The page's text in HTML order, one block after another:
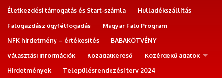
Életkezdési támogatás és Start-számla
Hulladékszállítás
Falugazdász ügyfélfogadás
Magyar Falu Program
NFK hirdetmény – értékesítés
BABAKÖTVÉNY
Választási információk
Közadatkereső
Közérdekű adatok
Hirdetmények
Településrendezési terv 2024